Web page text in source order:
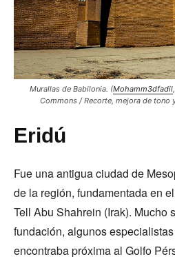
Murallas de Babilonia. (Mohamm3dfadil,
Commons / Recorte, mejora de tono
Eridú
Fue una antigua ciudad de
de la región, fundamentada en
Tell Abu Shahrein (Irak). Mucho
fundación, algunos
encontraba próxima al Golfo